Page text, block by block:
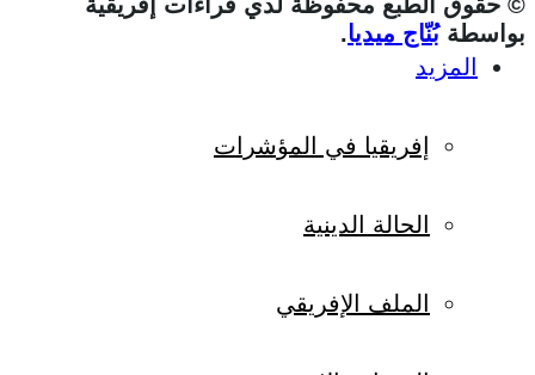
المزيد
إفريقيا في المؤشرات
الحالة الدينية
الملف الإفريقي
بواسطةبُنّاج ميديا.